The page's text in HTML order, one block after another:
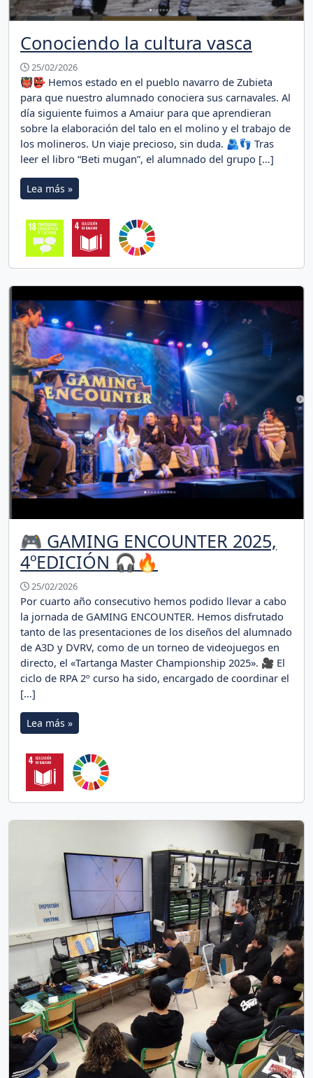
Conociendo la cultura vasca
25/02/2026
👹👺 Hemos estado en el pueblo navarro de Zubieta
para que nuestro alumnado conociera sus carnavales. Al
día siguiente fuimos a Amaiur para que aprendieran
sobre la elaboración del talo en el molino y el trabajo de
los molineros. Un viaje precioso, sin duda. 🫂👣 Tras
leer el libro “Beti mugan”, el alumnado del grupo […]
Lea más »
🎮 GAMING ENCOUNTER 2025,
4ºEDICIÓN 🎧🔥
25/02/2026
Por cuarto año consecutivo hemos podido llevar a cabo
la jornada de GAMING ENCOUNTER. Hemos disfrutado
tanto de las presentaciones de los diseños del alumnado
de A3D y DVRV, como de un torneo de videojuegos en
directo, el «Tartanga Master Championship 2025». 🎥 El
ciclo de RPA 2º curso ha sido, encargado de coordinar el
[…]
Lea más »